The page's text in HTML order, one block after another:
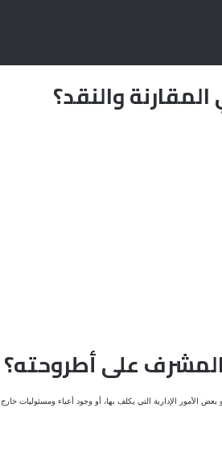
والنقد؟
على أطروحته؟
الأمور الإدارية التي يكلف بها، أو وجود أعباء ومسئوليات خارج